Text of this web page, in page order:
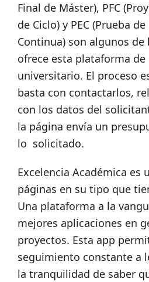
Final de Máster), PFC
de Ciclo) y PEC (Prueba
Continua) son algunos de
ofrece esta plataforma
universitario. El proceso
basta con contactarlos,
con los datos del
la página envía un
lo solicitado.
Excelencia Académica es
páginas en su tipo que
Una plataforma a la
mejores aplicaciones en
proyectos. Esta app
seguimiento constante a
la tranquilidad de saber